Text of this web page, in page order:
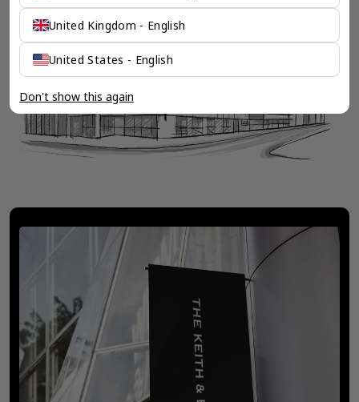
United Kingdom - English
United States - English
Don't show this again